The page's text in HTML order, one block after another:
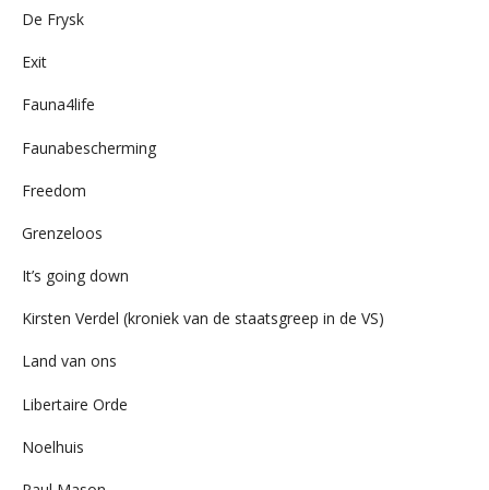
De Frysk
Exit
Fauna4life
Faunabescherming
Freedom
Grenzeloos
It’s going down
Kirsten Verdel (kroniek van de staatsgreep in de VS)
Land van ons
Libertaire Orde
Noelhuis